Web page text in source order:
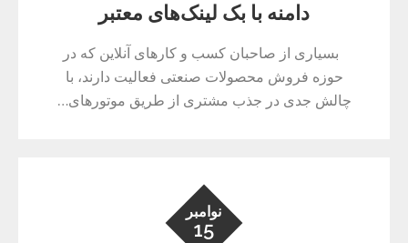
دامنه با بک لینک‌های معتبر
بسیاری از صاحبان کسب و کارهای آنلاین که در
حوزه فروش محصولات صنعتی فعالیت دارند، با
چالش جدی در جذب مشتری از طریق موتورهای…
نوامبر
15